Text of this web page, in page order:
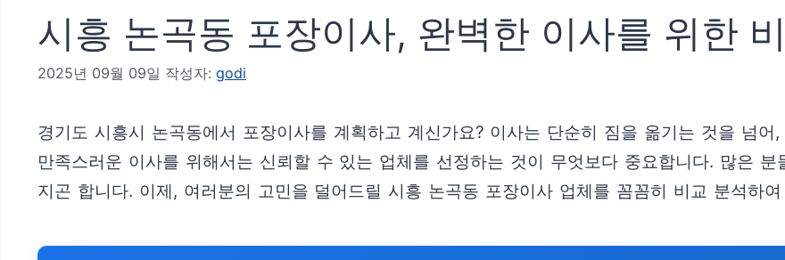
시흥 논곡동 포장이사, 완벽한 이사를 위한
2025년 09월 09일 작성자: godi
경기도 시흥시 논곡동에서 포장이사를 계획하고 계신가요? 이사는 단순히 짐을 옮기는 것을 넘
만족스러운 이사를 위해서는 신뢰할 수 있는 업체를 선정하는 것이 무엇보다 중요합니다. 많은 분
지곤 합니다. 이제, 여러분의 고민을 덜어드릴 시흥 논곡동 포장이사 업체를 꼼꼼히 비교 분석하